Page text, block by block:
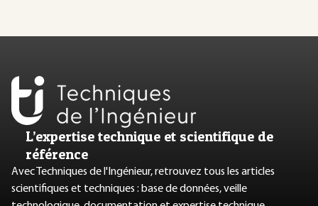
L’expertise technique et scientifique de
référence
Avec Techniques de l'Ingénieur, retrouvez tous les articles
scientifiques et techniques : base de données, veille